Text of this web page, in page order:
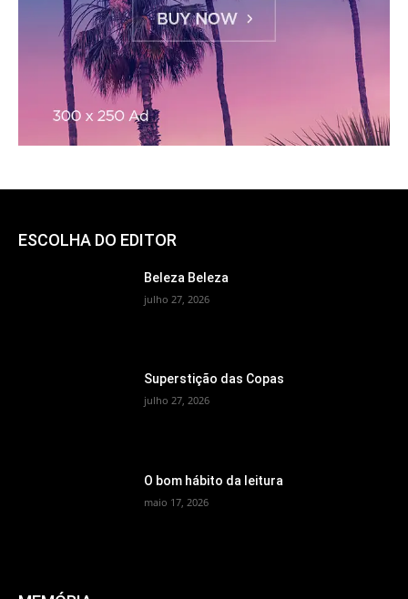
ESCOLHA DO EDITOR
Beleza Beleza
julho 27, 2026
Superstição das Copas
julho 27, 2026
O bom hábito da leitura
maio 17, 2026